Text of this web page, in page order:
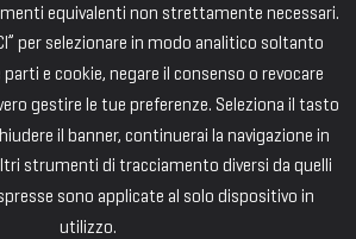
equivalenti non strettamente necessari.
per selezionare in modo analitico soltanto
e cookie, negare il consenso o revocare
gestire le tue preferenze. Seleziona il tasto
chiudere il banner, continuerai la navigazione in
strumenti di tracciamento diversi da quelli
sono applicate al solo dispositivo in
utilizzo.